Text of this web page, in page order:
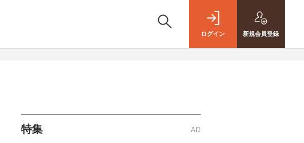
ログイン 新規会員登録
特集 AD